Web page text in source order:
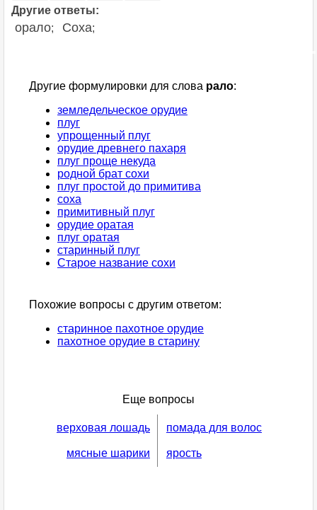
Другие ответы:
орало; Соха;
Другие формулировки для слова рало:
земледельческое орудие
плуг
упрощенный плуг
орудие древнего пахаря
плуг проще некуда
родной брат сохи
плуг простой до примитива
соха
примитивный плуг
орудие оратая
плуг оратая
старинный плуг
Старое название сохи
Похожие вопросы с другим ответом:
старинное пахотное орудие
пахотное орудие в старину
Еще вопросы
верховая лошадь
мясные шарики
помада для волос
ярость